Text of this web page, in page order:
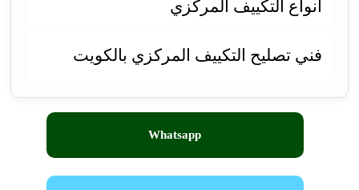
انواع التكييف المركزي
فني تصليح التكييف المركزي بالكويت
Whatsapp